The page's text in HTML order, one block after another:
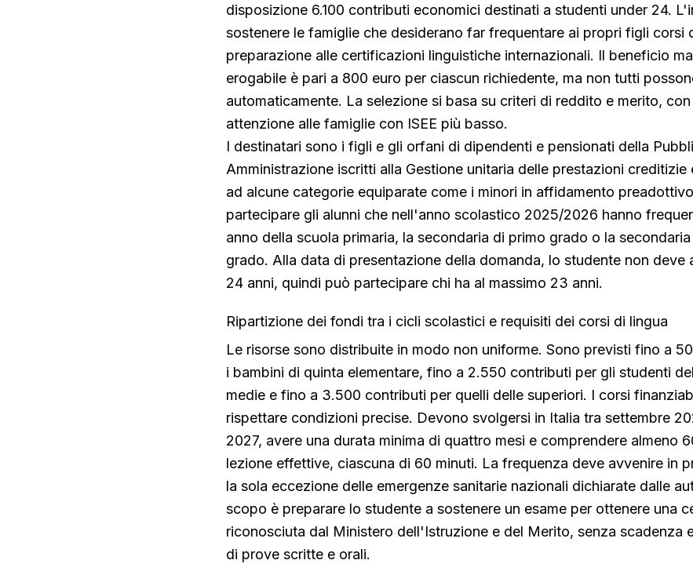
disposizione 6.100 contributi economici destinati a studenti under 24.
sostenere le famiglie che desiderano far frequentare ai propri figli corsi
preparazione alle certificazioni linguistiche internazionali. Il beneficio
erogabile è pari a 800 euro per ciascun richiedente, ma non tutti
automaticamente. La selezione si basa su criteri di reddito e merito,
attenzione alle famiglie con ISEE più basso.
I destinatari sono i figli e gli orfani di dipendenti e pensionati della
Amministrazione iscritti alla Gestione unitaria delle prestazioni creditizie
ad alcune categorie equiparate come i minori in affidamento
partecipare gli alunni che nell'anno scolastico 2025/2026 hanno
anno della scuola primaria, la secondaria di primo grado o la
grado. Alla data di presentazione della domanda, lo studente non deve
24 anni, quindi può partecipare chi ha al massimo 23 anni.
Ripartizione dei fondi tra i cicli scolastici e requisiti dei corsi di lingua
Le risorse sono distribuite in modo non uniforme. Sono previsti fino a
i bambini di quinta elementare, fino a 2.550 contributi per gli studenti
medie e fino a 3.500 contributi per quelli delle superiori. I corsi
rispettare condizioni precise. Devono svolgersi in Italia tra settembre
2027, avere una durata minima di quattro mesi e comprendere almeno
lezione effettive, ciascuna di 60 minuti. La frequenza deve avvenire in
la sola eccezione delle emergenze sanitarie nazionali dichiarate dalle
scopo è preparare lo studente a sostenere un esame per ottenere una
riconosciuta dal Ministero dell'Istruzione e del Merito, senza scadenza
di prove scritte e orali.